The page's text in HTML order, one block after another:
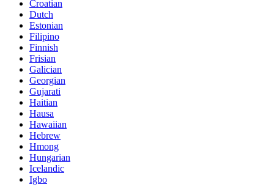
Croatian
Dutch
Estonian
Filipino
Finnish
Frisian
Galician
Georgian
Gujarati
Haitian
Hausa
Hawaiian
Hebrew
Hmong
Hungarian
Icelandic
Igbo